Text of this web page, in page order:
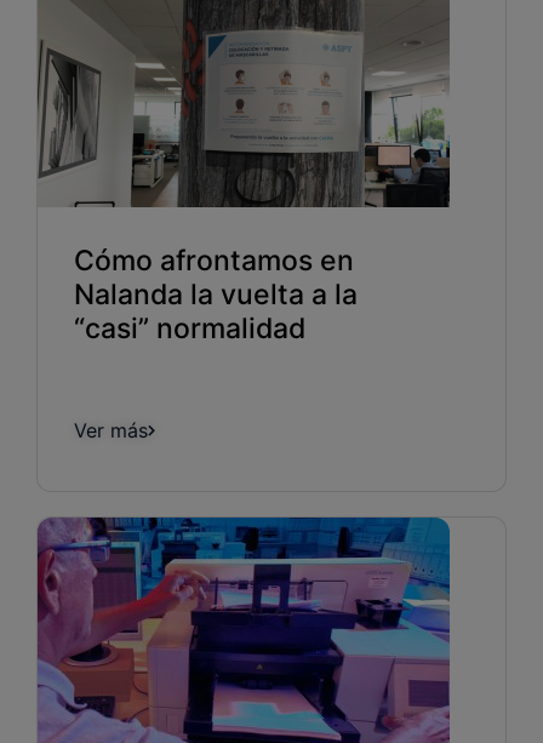
Cómo afrontamos en
Nalanda la vuelta a la
“casi” normalidad
Ver más